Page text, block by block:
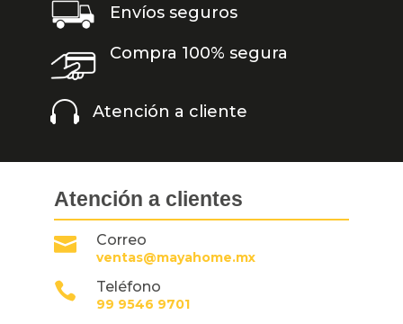
Envíos seguros
Compra 100% segura
 Atención a cliente
Atención a clientes
 Correo
ventas@mayahome.mx
 Teléfono
99 9546 9701